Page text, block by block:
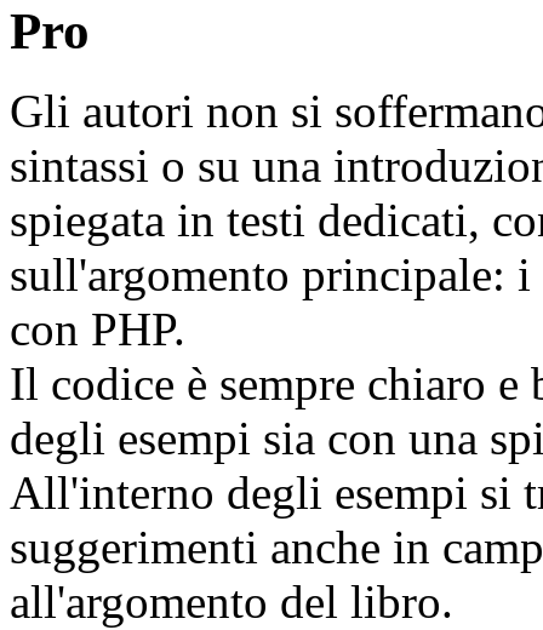
Pro
Gli autori non si
sintassi o su una
spiegata in testi dedicati,
sull'argomento principale: i
con PHP.
Il codice è sempre chiaro
degli esempi sia con una
All'interno degli esempi si
suggerimenti anche in
all'argomento del libro.